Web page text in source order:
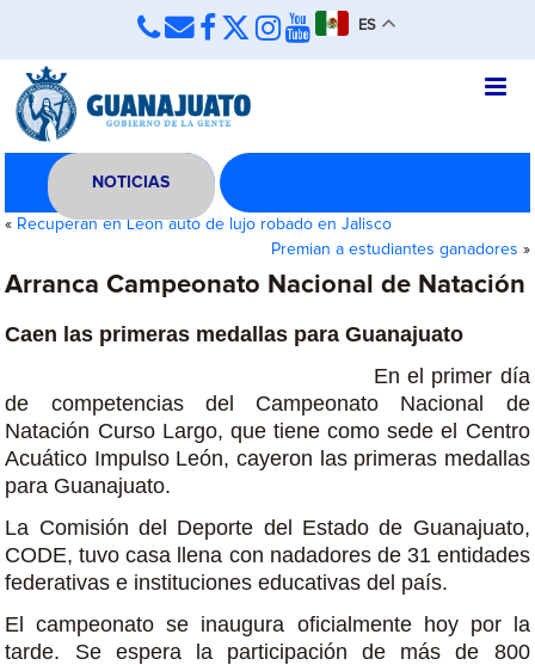
ES
NOTICIAS
« Recuperan en León auto de lujo robado en Jalisco
Premian a estudiantes ganadores »
Arranca Campeonato Nacional de Natación
Caen las primeras medallas para Guanajuato
En el primer día
de competencias del Campeonato Nacional de
Natación Curso Largo, que tiene como sede el Centro
Acuático Impulso León, cayeron las primeras medallas
para Guanajuato.
La Comisión del Deporte del Estado de Guanajuato,
CODE, tuvo casa llena con nadadores de 31 entidades
federativas e instituciones educativas del país.
El campeonato se inaugura oficialmente hoy por la
tarde. Se espera la participación de más de 800